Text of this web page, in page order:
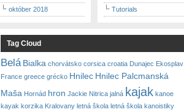
október 2018
Tutorials
Tag Cloud
Belá Bialka chorvátsko corsica croatia Dunajec Ekosplav
France greece grécko Hnilec Hnilec Palcmanská
Maša Hornád hron Jackie Nitrica jalná kajak kanoe
kayak korzika Kralovany letná škola letná škola kanoistiky